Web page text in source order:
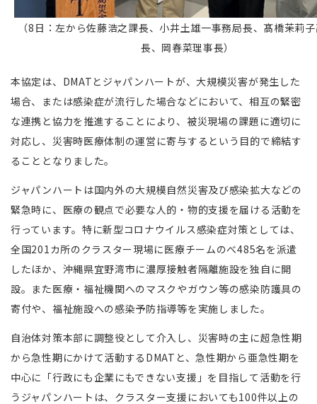
（8日：左から佐藤浩之課長、小井土雄一事務局長、髙橋茉莉
長、岡春菜理事長）
本協定は、DMATとジャパンハートが、大規模災害が発生した
場合、または感染症が流行した場合などにおいて、相互の緊密
な連携と協力を推進することにより、被災現場の課題に適切に
対応し、災害時医療体制の運営に寄与するという目的で締結す
ることとなりました。
ジャパンハートは国内外の大規模自然災害及び感染拡大などの
緊急時に、医療の観点で必要な人的・物的支援を届ける活動を
行っています。特に新型コロナウイルス感染症対策としては、
全国201カ所のクラスター現場に医療チームのべ485名を派遣
したほか、沖縄県宜野湾市に濃厚接触者隔離施設を独自に開
設。また医療・福祉機関へのマスクやガウン等の感染防護具の
寄付や、福祉施設への感染予防指導等を実施しました。
自治体対策本部に調整役として介入し、災害時の主に超急性期
から急性期にかけて活動するDMATと、急性期から亜急性期を
中心に「行政にも企業にもできない支援」を目指して活動を行
うジャパンハートは、クラスター支援においても100件以上の